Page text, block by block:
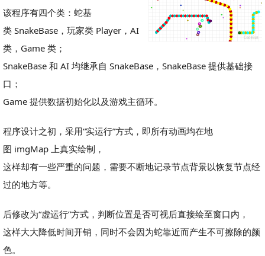
该程序有四个类：蛇基
类 SnakeBase，玩家类 Player，AI
类，Game 类；
SnakeBase 和 AI 均继承自 SnakeBase，SnakeBase 提供基础接
口；
Game 提供数据初始化以及游戏主循环。
程序设计之初，采用“实运行”方式，即所有动画均在地
图 imgMap 上真实绘制，
这样却有一些严重的问题，需要不断地记录节点背景以恢复节点经
过的地方等。
后修改为“虚运行”方式，判断位置是否可视后直接绘至窗口内，
这样大大降低时间开销，同时不会因为蛇靠近而产生不可擦除的颜
色。